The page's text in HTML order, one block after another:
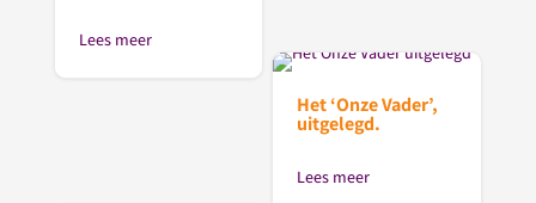
Lees meer
Het ‘Onze Vader’,
uitgelegd.
Lees meer